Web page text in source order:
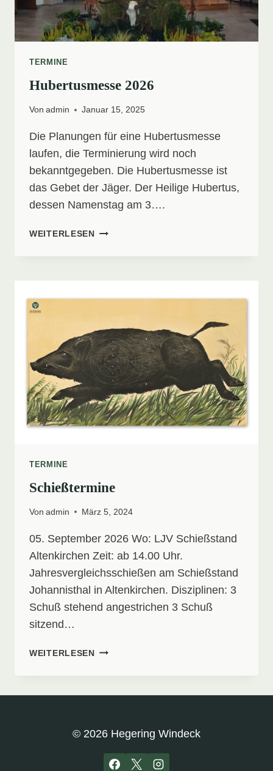
TERMINE
Hubertusmesse 2026
Von admin Januar 15, 2025
Die Planungen für eine Hubertusmesse
laufen, die Terminierung wird noch
bekanntgegeben. Die Hubertusmesse ist
das Gebet der Jäger. Der Heilige Hubertus,
dessen Namenstag am 3….
WEITERLESENHUBERTUSMESSE
TERMINE
Schießtermine
Von admin März 5, 2024
05. September 2026 Wo: LJV Schießstand
Altenkirchen Zeit: ab 14.00 Uhr.
Jahresvergleichsschießen am Schießstand
Johannisthal in Altenkirchen. Disziplinen: 3
Schuß stehend angestrichen 3 Schuß
sitzend…
WEITERLESENSCHIESSTERMINE
© 2026 Hegering Windeck